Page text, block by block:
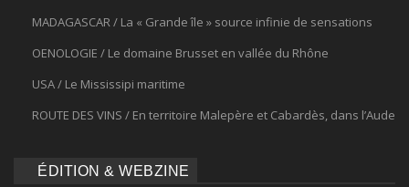
MADAGASCAR / La « Grande île » source infinie de sensations
OENOLOGIE / Le domaine Brusset en vallée du Rhône
USA / Le Mississipi maritime
ROUTE DES VINS / En territoire Malepère et Cabardès, dans l’Aude
ÉDITION & WEBZINE